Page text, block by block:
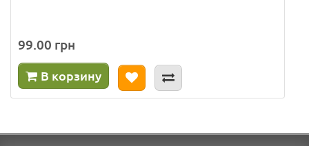
99.00 грн
В корзину